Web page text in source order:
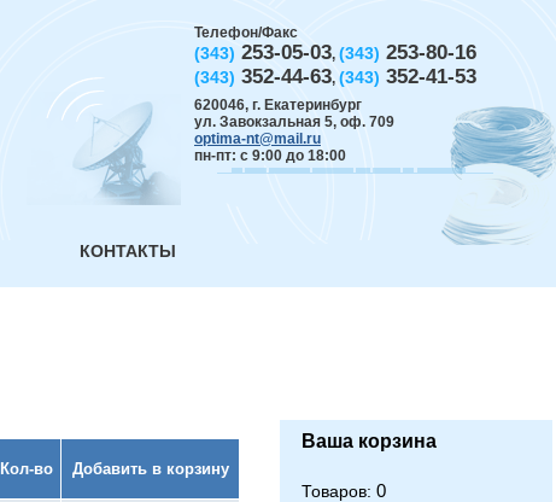
Телефон/Факс
(343) 253-05-03, (343) 253-80-16
(343) 352-44-63, (343) 352-41-53
620046, г. Екатеринбург
ул. Завокзальная 5, оф. 709
optima-nt@mail.ru
пн-пт: с 9:00 до 18:00
КОНТАКТЫ
Кол-во Добавить в корзину
Ваша корзина
Товаров: 0